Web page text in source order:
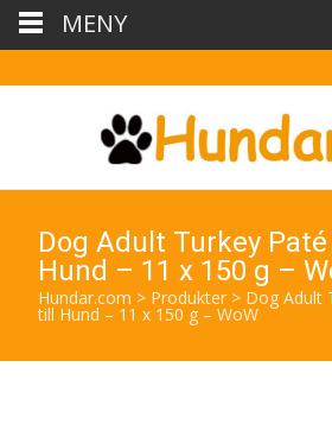
Dog Adult Turkey Paté
Hund – 11 x 150 g –
Hundar.com > Produkter > Dog Adult
till Hund – 11 x 150 g – WoW
MENY